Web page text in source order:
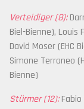
Verteidiger (8):
Biel-Bienne), Louis
David Moser (EHC
Simone Terraneo
Bienne)
Stürmer (12):Fabio